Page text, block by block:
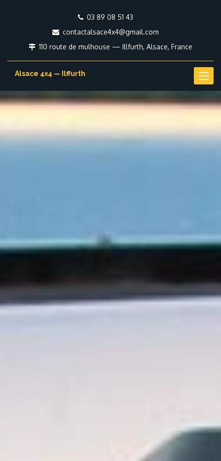
03 89 08 51 43
contactalsace4x4@gmail.com
110 route de mulhouse — Illfurth, Alsace, France
Alsace 4x4 — Ilffurth